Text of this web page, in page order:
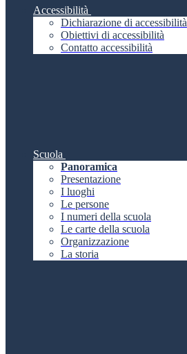
Accessibilità
Dichiarazione di accessibilità
Obiettivi di accessibilità
Contatto accessibilità
Scuola
Panoramica
Presentazione
I luoghi
Le persone
I numeri della scuola
Le carte della scuola
Organizzazione
La storia